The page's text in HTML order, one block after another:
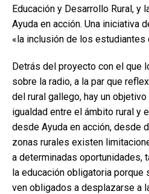
Educación y Desarrollo Rural, y
Ayuda en acción. Una iniciativa
«la inclusión de los estudiantes
Detrás del proyecto con el que
sobre la radio, a la par que
del rural gallego, hay un
igualdad entre el ámbito rural y
desde Ayuda en acción, desde
zonas rurales existen
a determinadas oportunidades,
la educación obligatoria
ven obligados a desplazarse a